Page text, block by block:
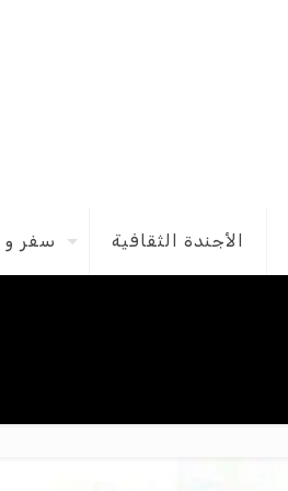
الأجندة الثقافية سفر و